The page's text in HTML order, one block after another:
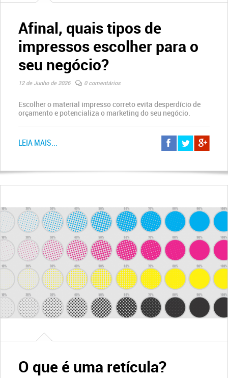
Afinal, quais tipos de
impressos escolher para o
seu negócio?
12 de Junho de 2026 0 comentários
Escolher o material impresso correto evita desperdício de
orçamento e potencializa o marketing do seu negócio.
LEIA MAIS...
O que é uma retícula?